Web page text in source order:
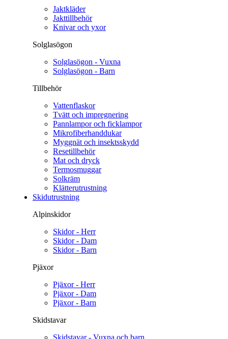
Jaktkläder
Jakttillbehör
Knivar och yxor
Solglasögon
Solglasögon - Vuxna
Solglasögon - Barn
Tillbehör
Vattenflaskor
Tvätt och impregnering
Pannlampor och ficklampor
Mikrofiberhanddukar
Myggnät och insektsskydd
Resetillbehör
Mat och dryck
Termosmuggar
Solkräm
Klätterutrustning
Skidutrustning
Alpinskidor
Skidor - Herr
Skidor - Dam
Skidor - Barn
Pjäxor
Pjäxor - Herr
Pjäxor - Dam
Pjäxor - Barn
Skidstavar